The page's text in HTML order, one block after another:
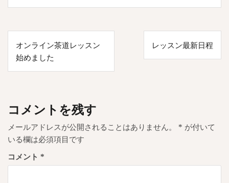
投
稿
ナ
ゲ
ー
シ
ョ
オンライン茶道レッスン
始めました
レッスン最新日程
コメントを残す
メールアドレスが公開されることはありません。 * が付いて
いる欄は必須項目です
コメント *